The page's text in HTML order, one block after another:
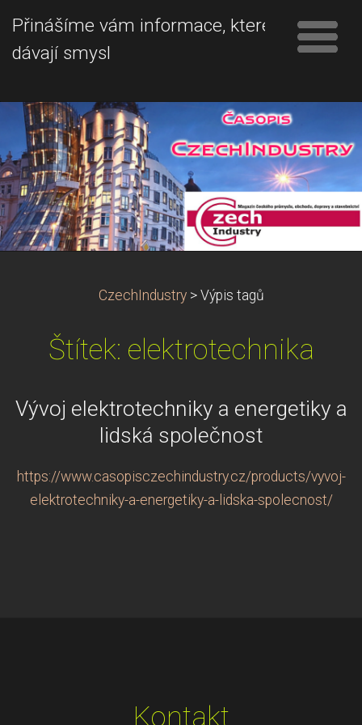
Přinášíme vám informace, které
dávají smysl
CzechIndustry > Výpis tagů
Štítek: elektrotechnika
Vývoj elektrotechniky a energetiky a
lidská společnost
https://www.casopisczechindustry.cz/products/vyvoj-
elektrotechniky-a-energetiky-a-lidska-spolecnost/
Kontakt